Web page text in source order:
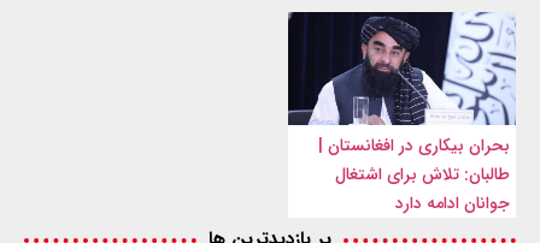
بحران بیکاری در افغانستان |
طالبان: تلاش برای اشتغال
جوانان ادامه دارد